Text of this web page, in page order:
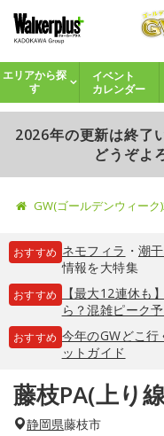
エリアから探
す
イベント
カレンダー
2026年の更新は終了
どうぞよ
GW(ゴールデンウィーク
おすすめ ネモフィラ ・ 潮
情報を大特集
おすすめ
【最大12連休も
ら？混雑ピーク
おすすめ 今年のGWどこ
ットガイド
藤枝PA(上り
静岡県藤枝市